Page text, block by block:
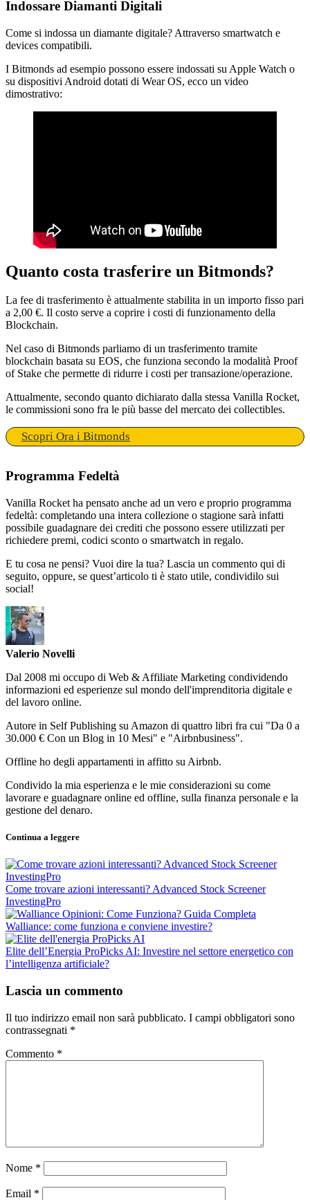
Indossare Diamanti Digitali
Come si indossa un diamante digitale? Attraverso smartwatch e
devices compatibili.
I Bitmonds ad esempio possono essere indossati su Apple Watch o
su dispositivi Android dotati di Wear OS, ecco un video
dimostrativo:
Quanto costa trasferire un Bitmonds?
La fee di trasferimento è attualmente stabilita in un importo fisso pari
a 2,00 €. Il costo serve a coprire i costi di funzionamento della
Blockchain.
Nel caso di Bitmonds parliamo di un trasferimento tramite
blockchain basata su EOS, che funziona secondo la modalità Proof
of Stake che permette di ridurre i costi per transazione/operazione.
Attualmente, secondo quanto dichiarato dalla stessa Vanilla Rocket,
le commissioni sono fra le più basse del mercato dei collectibles.
Scopri Ora i Bitmonds
Programma Fedeltà
Vanilla Rocket ha pensato anche ad un vero e proprio programma
fedeltà: completando una intera collezione o stagione sarà infatti
possibile guadagnare dei crediti che possono essere utilizzati per
richiedere premi, codici sconto o smartwatch in regalo.
E tu cosa ne pensi? Vuoi dire la tua? Lascia un commento qui di
seguito, oppure, se quest’articolo ti è stato utile, condividilo sui
social!
Valerio Novelli
Dal 2008 mi occupo di Web & Affiliate Marketing condividendo
informazioni ed esperienze sul mondo dell'imprenditoria digitale e
del lavoro online.
Autore in Self Publishing su Amazon di quattro libri fra cui "Da 0 a
30.000 € Con un Blog in 10 Mesi" e "Airbnbusiness".
Offline ho degli appartamenti in affitto su Airbnb.
Condivido la mia esperienza e le mie considerazioni su come
lavorare e guadagnare online ed offline, sulla finanza personale e la
gestione del denaro.
Continua a leggere
Come trovare azioni interessanti? Advanced Stock Screener
InvestingPro
Walliance: come funziona e conviene investire?
Elite dell’Energia ProPicks AI: Investire nel settore energetico con
l’intelligenza artificiale?
Lascia un commento
Il tuo indirizzo email non sarà pubblicato. I campi obbligatori sono
contrassegnati *
Commento *
Nome *
Email *